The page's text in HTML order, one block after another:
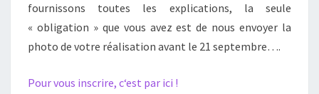
fournissons toutes les explications, la seule
« obligation » que vous avez est de nous envoyer la
photo de votre réalisation avant le 21 septembre….
Pourvous inscrire, c‘est par ici !